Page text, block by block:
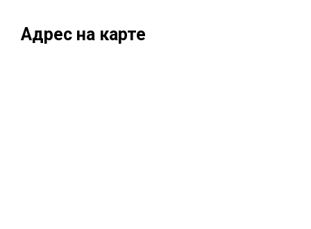
Адрес на карте